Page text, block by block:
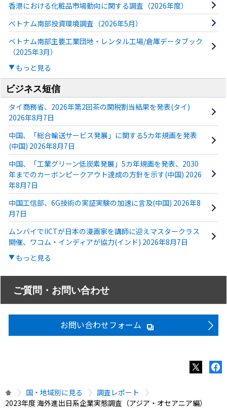
香港における化粧品市場動向に関する調査（2026年度）
ベトナム南部投資環境調査（2026年5月）
ベトナム南部主要工業団地・レンタル工場/倉庫データブック
（2025年3月）
もっと見る
ビジネス短信
タイ商務省、2026年第2回茶の関税割当結果を発表(タイ)
2026年8月7日
中国、「総合輸送サービス発展」に関する5カ年規画を発表
(中国) 2026年8月7日
中国、「工業グリーン低炭素発展」5カ年規画を発表、2030
年までのカーボンピークアウト達成の方針を示す(中国) 2026
年8月7日
中国工信部、6G技術の実証実験の加速に言及(中国) 2026年8
月7日
ムンバイでIICTが日本の漫画家を講師に迎えマスタークラス
開催、ワコム・インディアが協力(インド) 2026年8月7日
もっと見る
ご質問・お問い合わせ
お問い合わせフォーム
国・地域別に見る
調査レポート
2023年度 海外進出日系企業実態調査（アジア・オセアニア編）